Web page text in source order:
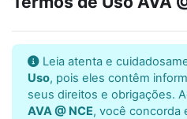
Leia atenta e
Uso, pois eles contêm
seus direitos e obrigações.
AVA @ NCE, você concorda